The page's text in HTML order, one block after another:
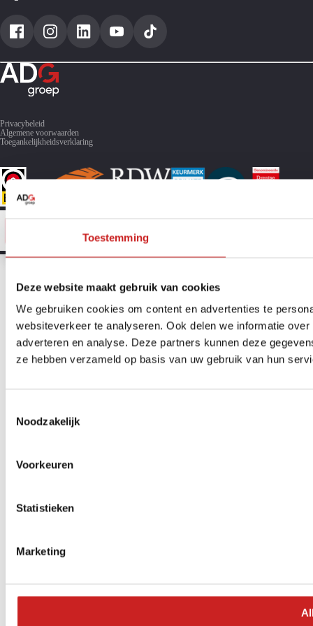
Toestemming
Deze website maakt gebruik van cookies
We gebruiken cookies om content en advertenties te
websiteverkeer te analyseren. Ook delen we informatie
adverteren en analyse. Deze partners kunnen deze
ze hebben verzameld op basis van uw gebruik van hun
Noodzakelijk
Voorkeuren
Statistieken
Marketing
Toyota RAV4
Privacybeleid
Algemene voorwaarden
Toegankelijkheidsverklaring